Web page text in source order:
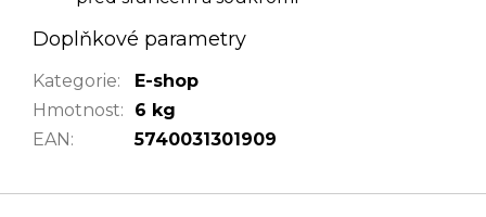
Doplňkové parametry
Kategorie:
E-shop
Hmotnost:
6 kg
EAN: 5740031301909